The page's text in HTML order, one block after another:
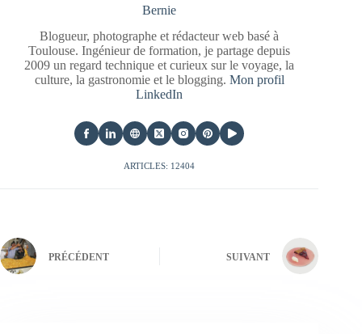
Bernie
Blogueur, photographe et rédacteur web basé à
Toulouse. Ingénieur de formation, je partage depuis
2009 un regard technique et curieux sur le voyage, la
culture, la gastronomie et le blogging. Mon profil
LinkedIn
ARTICLES: 12404
PRÉCÉDENT SUIVANT